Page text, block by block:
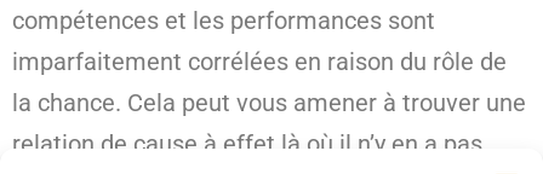
compétences et les performances sont
imparfaitement corrélées en raison du rôle de
la chance. Cela peut vous amener à trouver une
relation de cause à effet là où il n’y en a pas.